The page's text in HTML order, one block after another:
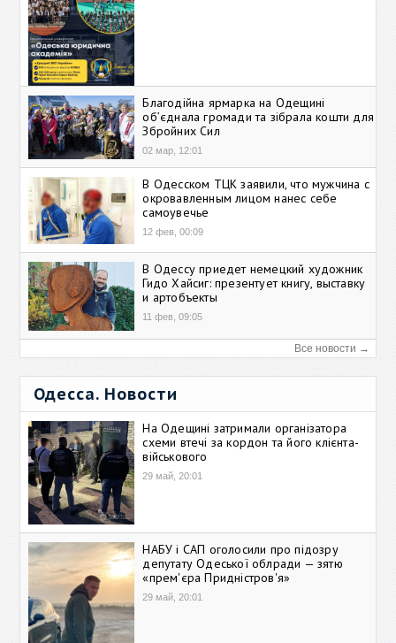
Благодійна ярмарка на Одещині
об’єднала громади та зібрала кошти для
Збройних Сил
02 мар, 12:01
В Одесском ТЦК заявили, что мужчина с
окровавленным лицом нанес себе
самоувечье
12 фев, 00:09
В Одессу приедет немецкий художник
Гидо Хайсиг: презентует книгу, выставку
и артобъекты
11 фев, 09:05
Все новости →
Одесса. Новости
На Одещині затримали організатора
схеми втечі за кордон та його клієнта-
військового
29 май, 20:01
НАБУ і САП оголосили про підозру
депутату Одеської облради — зятю
«прем'єра Придністров'я»
29 май, 20:01